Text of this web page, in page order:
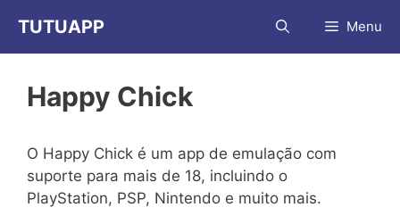
para
o
TUTUAPP Menu
Happy Chick
O Happy Chick é um app de emulação com
suporte para mais de 18, incluindo o
PlayStation, PSP, Nintendo e muito mais.